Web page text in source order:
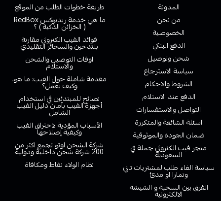
المدونة
من نحن
الخصوصية
الدفع البنكي
شحن وتوصيل
سياسة الاسترجاع
الشروط والاحكام
الدفع عند الاستلام
التواصل والاستفسارات
اسئلة الشائعة والمتكررة
ضمان الجودة والموثوقية
متجر فيب الكتروني جملة في
السعودية
سياسة الغاء طلب لمشتريات تابي
وتمارا او مدئ
الفرق بين السحبة و الشيشة
الالكترونية
طريقة خطوات الطلب من الموقع
ما هي خدمة ريدبوكس RedBox
( الخزائن الذكية ) ؟
فوائد الفيب الكتروني مقارنة
بلتدخين والسجائر التقليدي
اوقات التوصيل والشحن
والاستلام
مقدمة شاملة حول الفيب: ما هو،
وكيف يعمل؟
نصائح للمبتدئين في استخدام
أجهزة الفيب بأمان دليل الفيب
الشامل
الأسباب المؤدية لاحتراق الفيب
وكيفية إصلاحها
شركة الشحن اوتو تجمع اكثر من
200 شركة شحن داخلية ودولية
نظام الولاء نقاط ومكافاة